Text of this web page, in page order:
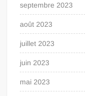
septembre 2023
août 2023
juillet 2023
juin 2023
mai 2023